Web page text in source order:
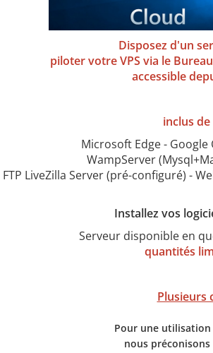
Disposez d'un
piloter votre VPS via le
accessible
inclus
Microsoft Edge -
WampServer
FTP LiveZilla Server (pré-configuré) -
Installez vos
Serveur disponible en
quantités
Plusieurs
Pour une
nous préconisons